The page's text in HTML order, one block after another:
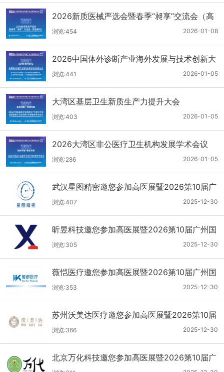
2026新质医械严选会暨春季“昶享”交流会（高
医展站）
2026-01-08
浏览:454
2026中国体外诊断产业海外发展与技术创新大
会
2026-01-05
浏览:441
大湾区基层卫生新质生产力提升大会
2026-01-05
浏览:403
2026大湾区非公医疗卫生机构发展学术会议
2026-01-05
浏览:286
武汉星图精密邀您参加高医展暨2026第10届广
州国际医疗器械设计与制造技术展
2025-12-30
浏览:407
昕昱科技邀您参加高医展暨2026第10届广州国
际医疗器械设计与制造技术展
2025-12-30
浏览:305
薇恺医疗邀您参加高医展暨2026第10届广州国
际医疗器械设计与制造技术展
2025-12-30
浏览:353
苏州沃美达医疗邀您参加高医展暨2026第10届
广州国际医疗器械设计与制造技术展
2025-12-30
浏览:366
北京万化科技邀您参加高医展暨2026第10届广